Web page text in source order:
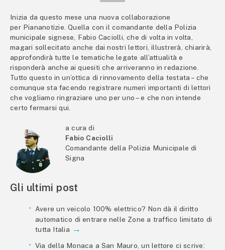
Inizia da questo mese una nuova collaborazione
per Piananotizie. Quella con il comandante della Polizia
municipale signese, Fabio Caciolli, che di volta in volta,
magari sollecitato anche dai nostri lettori, illustrerà, chiarirà,
approfondirà tutte le tematiche legate all’attualità e
risponderà anche ai quesiti che arriveranno in redazione.
Tutto questo in un’ottica di rinnovamento della testata – che
comunque sta facendo registrare numeri importanti di lettori
che vogliamo ringraziare uno per uno – e che non intende
certo fermarsi qui.
a cura di
Fabio Caciolli
Comandante della Polizia Municipale di
Signa
Gli ultimi post
Avere un veicolo 100% elettrico? Non dà il diritto
automatico di entrare nelle Zone a traffico limitato di
tutta Italia
Via della Monaca a San Mauro, un lettore ci scrive: